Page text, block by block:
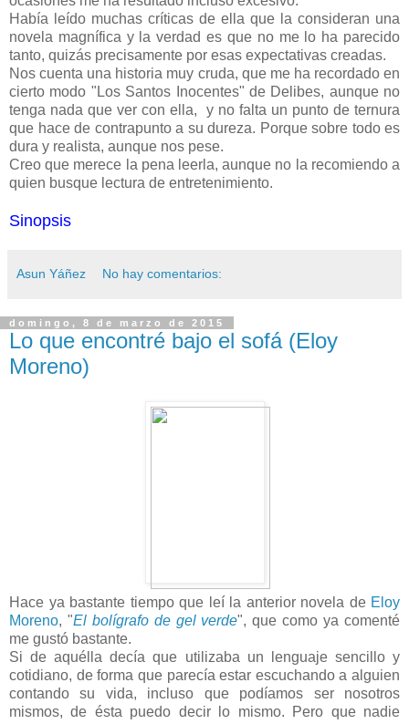
Había leído muchas críticas de ella que la consideran una
novela magnífica y la verdad es que no me lo ha parecido
tanto, quizás precisamente por esas expectativas creadas.
Nos cuenta una historia muy cruda, que me ha recordado en
cierto modo "Los Santos Inocentes" de Delibes, aunque no
tenga nada que ver con ella, y no falta un punto de ternura
que hace de contrapunto a su dureza. Porque sobre todo es
dura y realista, aunque nos pese.
Creo que merece la pena leerla, aunque no la recomiendo a
quien busque lectura de entretenimiento.
Sinopsis
Asun Yáñez No hay comentarios:
domingo, 8 de marzo de 2015
Lo que encontré bajo el sofá (Eloy
Moreno)
Hace ya bastante tiempo que leí la anterior novela de Eloy
Moreno, "El bolígrafo de gel verde", que como ya comenté
me gustó bastante.
Si de aquélla decía que utilizaba un lenguaje sencillo y
cotidiano, de forma que parecía estar escuchando a alguien
contando su vida, incluso que podíamos ser nosotros
mismos, de ésta puedo decir lo mismo. Pero que nadie